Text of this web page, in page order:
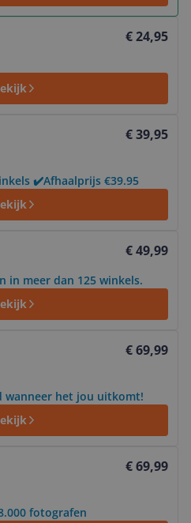
€ 24,95
€ 39,95
✔️Afhaalprijs €39.95
€ 49,99
in meer dan 125 winkels.
€ 69,99
wanneer het jou uitkomt!
€ 69,99
fotografen